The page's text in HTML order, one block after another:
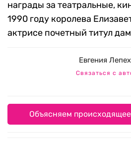
награды за театральные,
1990 году королева
актрисе почетный титул
Евгения
Связаться с
Объясняем